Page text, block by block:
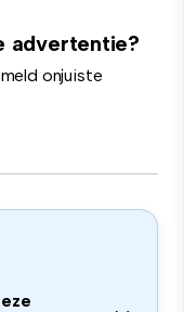
advertentie?
onjuiste